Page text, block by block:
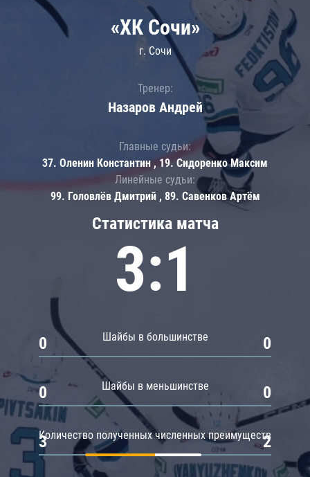
Статистика матча
3:1
Шайбы в большинстве
0 0
Шайбы в меньшинстве
0 0
Количество полученных численных преимуществ
3 2
«ХК Сочи»
г. Сочи
Тренер:
Назаров Андрей
Главные судьи:
37. Оленин Константин , 19. Сидоренко Максим
Линейные судьи:
99. Головлёв Дмитрий , 89. Савенков Артём